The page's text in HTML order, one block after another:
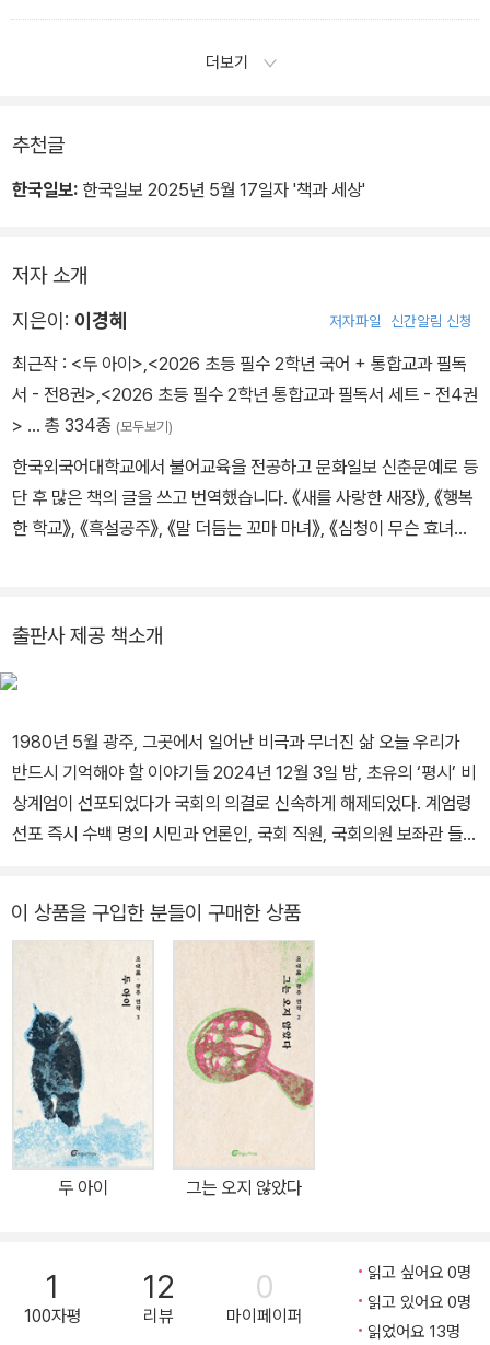
더보기
추천글
한국일보: 한국일보 2025년 5월 17일자 '책과 세상'
저자 소개
지은이: 이경혜 저자파일 신간알림 신청
최근작 : <두 아이> <2026 초등 필수 2학년 국어 + 통합교과 필독
서 - 전8권> <2026 초등 필수 2학년 통합교과 필독서 세트 - 전4권
> … 총 334종 (모두보기)
한국외국어대학교에서 불어교육을 전공하고 문화일보 신춘문예로 등
단 후 많은 책의 글을 쓰고 번역했습니다. 《새를 사랑한 새장》, 《행복
한 학교》, 《흑설공주》, 《말 더듬는 꼬마 마녀》, 《심청이 무슨 효녀
말로 옮겼습니다.
출판사 제공 책소개
1980년 5월 광주, 그곳에서 일어난 비극과 무너진 삶 오늘 우리가
반드시 기억해야 할 이야기들 2024년 12월 3일 밤, 초유의 ‘평시’ 비
상계엄이 선포되었다가 국회의 의결로 신속하게 해제되었다. 계엄령
선포 즉시 수백 명의 시민과 언론인, 국회 직원, 국회의원 보좌관 들이
로 불법 계엄을 무력하게 만들었다. 헌법재판소는 윤석열 대통령의
탄핵 심판 선고 요지에서 “국회가 신속하게 비상계엄해제요구 결의
를 할 수 있었던 것은 시민들의 저항과 군경의 소극적인 임무 수행 덕
분”이라고 명시하기도 하였다. 소설가 한강은 노벨문학상 수상 연설
에서 『소년이 온다』를 쓰면서 “죽은 자들이 산 자를 구하고 있다고 느
낀 순간”이 있었다고 이야기한다. 역설적으로 대한민국 국민들은 군
부 독재와 쿠데타로 점철된 고통스러운 현대사 덕분에 민주주의의 위
기가 닥쳤을 때 전세계에서 가장 빠르게 대응할 수 있는 태세를 갖추
게 되었다. 우리에게는 4.3과 5.18 등을 통해 비상계엄이 어떻게 국
가폭력으로 이어지는지 역사적 경험이 축적되어 있었던 것이다. 우리
자가 산 자를 구할 수 있는가?”라는 무거운 질문에 대한 답을 똑똑히
목격한 셈이다. 『어느 날 내가 죽었습니다』의 작가 이경혜가 5.18 당
시 희생된 어린이와 청소년 인물들의 이야기를 작은 책 한 권 한 권으
이 상품을 구입한 분들이 구매한 상품
두 아이 그는 오지 않았다
1
100자평
12
리뷰
0
마이페이퍼
읽고 싶어요 0명
읽고 있어요 0명
읽었어요 13명